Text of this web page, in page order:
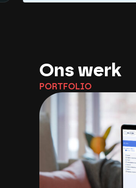
Ons werk
PO RT FO LIO